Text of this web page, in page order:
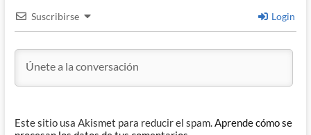
Suscribirse Login
Este sitio usa Akismet para reducir el spam.Aprende cómo se